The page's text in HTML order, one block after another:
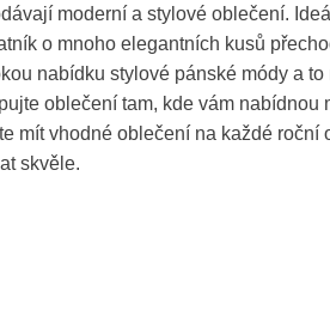
moderní a stylové oblečení.
o mnoho elegantních kusů
nabídku stylové pánské módy a to
oblečení tam, kde vám nabídnou
mít vhodné oblečení na každé roční
skvěle.